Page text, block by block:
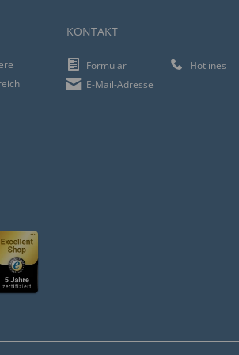
KONTAKT
Formular
Hotlines
E-Mail-Adresse